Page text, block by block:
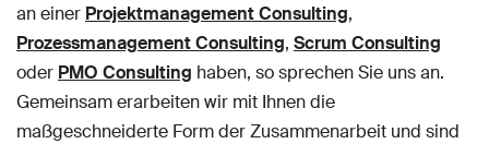
an einer Projektmanagement Consulting,
Prozessmanagement Consulting, Scrum Consulting
oder PMO Consulting haben, so sprechen Sie uns an.
Gemeinsam erarbeiten wir mit Ihnen die
maßgeschneiderte Form der Zusammenarbeit und sind